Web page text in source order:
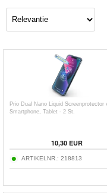
Prio Dual Nano Liquid Screenprotector
Smartphone, Tablet - 2 St.
10,30EUR
ARTIKELNR.: 218813